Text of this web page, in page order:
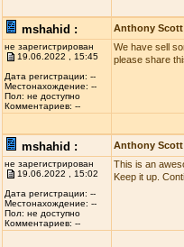
mshahid : Anthony Scott
не зарегистрирован
19.06.2022 , 15:45
Дата регистрации: --
Местонахождение: --
Пол: не доступно
Комментариев: --
We have sell
please share
mshahid : Anthony
не зарегистрирован
19.06.2022 , 15:02
Дата регистрации: --
Местонахождение: --
Пол: не доступно
Комментариев: --
This is an
Keep it up.